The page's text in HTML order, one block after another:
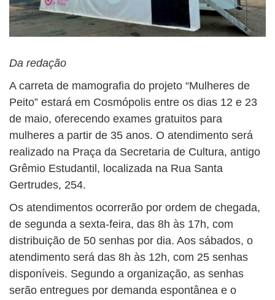
Da redação
A carreta de mamografia do projeto “Mulheres de
Peito” estará em Cosmópolis entre os dias 12 e 23
de maio, oferecendo exames gratuitos para
mulheres a partir de 35 anos. O atendimento será
realizado na Praça da Secretaria de Cultura, antigo
Grêmio Estudantil, localizada na Rua Santa
Gertrudes, 254.
Os atendimentos ocorrerão por ordem de chegada,
de segunda a sexta-feira, das 8h às 17h, com
distribuição de 50 senhas por dia. Aos sábados, o
atendimento será das 8h às 12h, com 25 senhas
disponíveis. Segundo a organização, as senhas
serão entregues por demanda espontânea e o